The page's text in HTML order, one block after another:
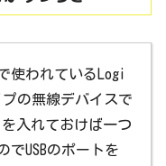
使われているLogi
の無線デバイスで
入れておけば一つ
でUSBのポートを